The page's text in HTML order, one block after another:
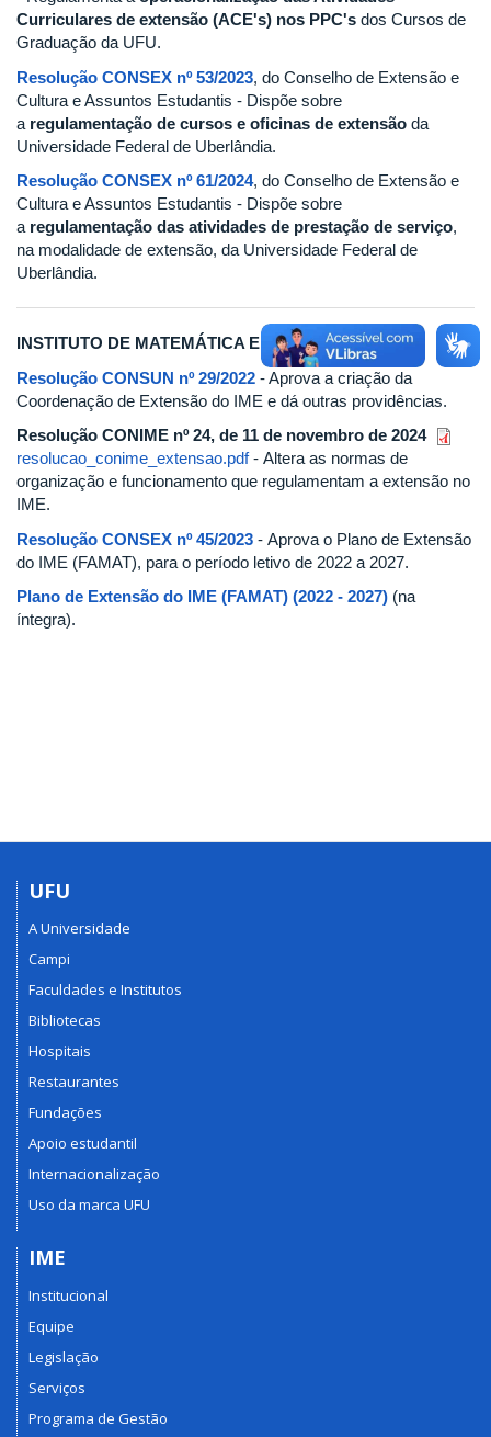
Curriculares de extensão (ACE's) nos PPC's dos Cursos de
Graduação da UFU.
Resolução CONSEX nº 53/2023, do Conselho de Extensão e
Cultura e Assuntos Estudantis - Dispõe sobre
a regulamentação de cursos e oficinas de extensão da
Universidade Federal de Uberlândia.
Resolução CONSEX nº 61/2024, do Conselho de Extensão e
Cultura e Assuntos Estudantis - Dispõe sobre
a regulamentação das atividades de prestação de serviço,
na modalidade de extensão, da Universidade Federal de
Uberlândia.
INSTITUTO DE MATEMÁTICA E ESTATÍSTICA
Resolução CONSUN nº 29/2022 - Aprova a criação da
Coordenação de Extensão do IME e dá outras providências.
Resolução CONIME nº 24, de 11 de novembro de 2024
resolucao_conime_extensao.pdf - Altera as normas de
organização e funcionamento que regulamentam a extensão no
IME.
Resolução CONSEX nº 45/2023 - Aprova o Plano de Extensão
do IME (FAMAT), para o período letivo de 2022 a 2027.
Plano de Extensão do IME (FAMAT) (2022 - 2027) (na
íntegra).
UFU
A Universidade
Campi
Faculdades e Institutos
Bibliotecas
Hospitais
Restaurantes
Fundações
Apoio estudantil
Internacionalização
Uso da marca UFU
IME
Institucional
Equipe
Legislação
Serviços
Programa de Gestão